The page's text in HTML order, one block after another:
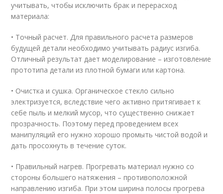
учитывать, чтобы исключить брак и перерасход
материала:
• Точный расчет. Для правильного расчета размеров
будущей детали необходимо учитывать радиус изгиба.
Отличный результат дает моделирование – изготовление
прототипа детали из плотной бумаги или картона.
• Очистка и сушка. Органическое стекло сильно
электризуется, вследствие чего активно притягивает к
себе пыль и мелкий мусор, что существенно снижает
прозрачность. Поэтому перед проведением всех
манипуляций его нужно хорошо промыть чистой водой и
дать просохнуть в течение суток.
• Правильный нагрев. Прогревать материал нужно со
стороны большего натяжения – противоположной
направлению изгиба. При этом ширина полосы прогрева